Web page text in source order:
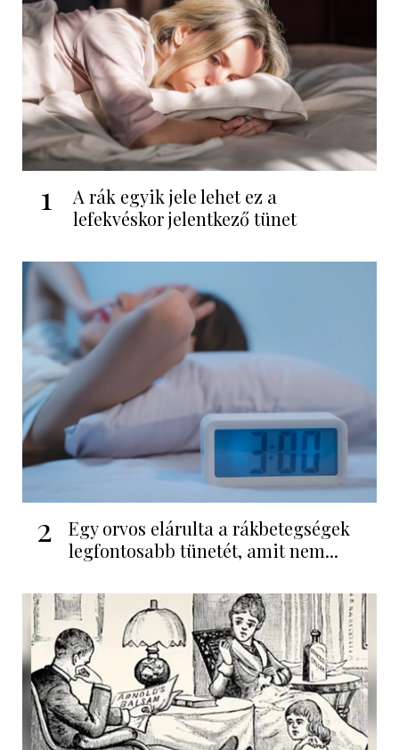
1
A rák egyik jele lehet ez a
lefekvéskor jelentkező tünet
2
Egy orvos elárulta a rákbetegségek
legfontosabb tünetét, amit nem...